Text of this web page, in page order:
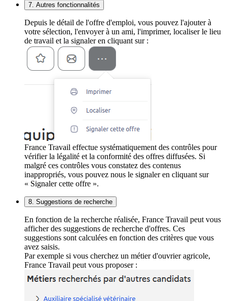
7. Autres fonctionnalités
Depuis le détail de l'offre d'emploi, vous pouvez l'ajouter à
votre sélection, l'envoyer à un ami, l'imprimer, localiser le lieu
de travail et la signaler en cliquant sur :
France Travail effectue systématiquement des contrôles pour
vérifier la légalité et la conformité des offres diffusées. Si
malgré ces contrôles vous constatez des contenus
inappropriés, vous pouvez nous le signaler en cliquant sur
« Signaler cette offre ».
8. Suggestions de recherche
En fonction de la recherche réalisée, France Travail peut vous
afficher des suggestions de recherche d'offres. Ces
suggestions sont calculées en fonction des critères que vous
avez saisis.
Par exemple si vous cherchez un métier d'ouvrier agricole,
France Travail peut vous proposer :